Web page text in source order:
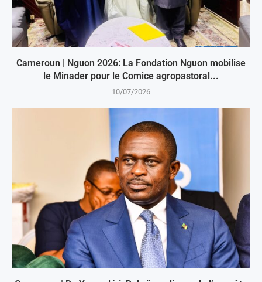
Cameroun | Nguon 2026: La Fondation Nguon mobilise
le Minader pour le Comice agropastoral...
10/07/2026